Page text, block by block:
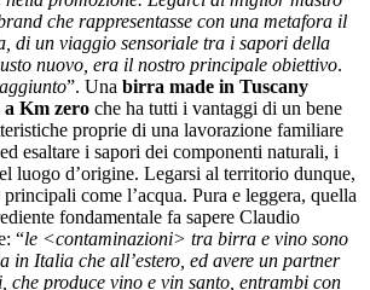
che rappresentasse con una metafora il
di un viaggio sensoriale tra i sapori della
nuovo, era il nostro principale obiettivo.
”. Una birra made in Tuscany
Km zero che ha tutti i vantaggi di un bene
proprie di una lavorazione familiare
esaltare i sapori dei componenti naturali, i
luogo d’origine. Legarsi al territorio dunque,
come l’acqua. Pura e leggera, quella
fondamentale fa sapere Claudio
“le <contaminazioni> tra birra e vino sono
in Italia che all’estero, ed avere un partner
che produce vino e vin santo, entrambi con